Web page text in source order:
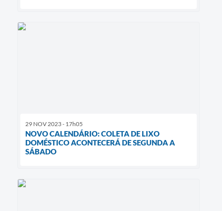
29 NOV 2023 - 17h05
NOVO CALENDÁRIO: COLETA DE LIXO
DOMÉSTICO ACONTECERÁ DE SEGUNDA A
SÁBADO